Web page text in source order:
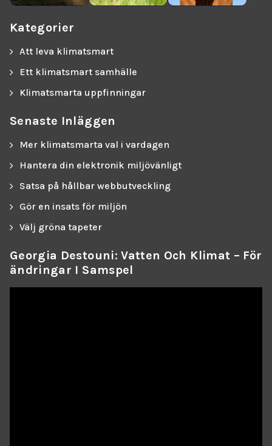
Kategorier
Att leva klimatsmart
Ett klimatsmart samhälle
Klimatsmarta uppfinningar
Senaste Inläggen
Mer klimatsmarta val i vardagen
Hantera din elektronik miljövänligt
Satsa på hållbar webbutveckling
Gör en insats för miljön
Välj gröna tapeter
Georgia Destouni: Vatten Och Klimat – För
Ändringar I Samspel